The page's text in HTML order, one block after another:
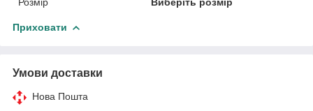
Приховати
Умови доставки
Нова Пошта